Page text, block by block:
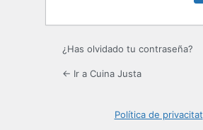
¿Has olvidado tu contraseña?
← Ir a Cuina Justa
Política de privacitat